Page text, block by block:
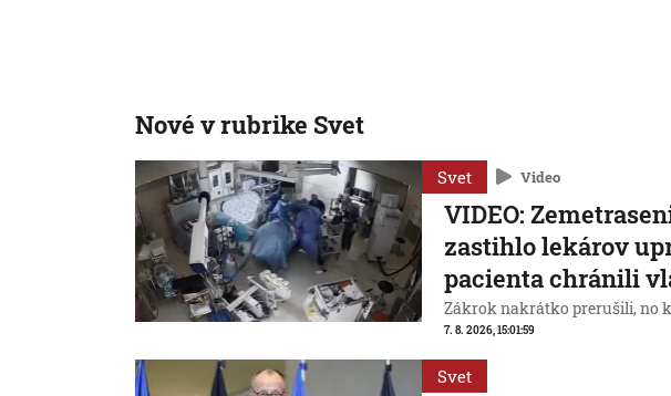
Nové v rubrike Svet
Svet Video
VIDEO:
zastihlo lekárov
pacienta chránili
Zákrok nakrátko prerušili, no
7. 8. 2026, 15:01:59
Svet